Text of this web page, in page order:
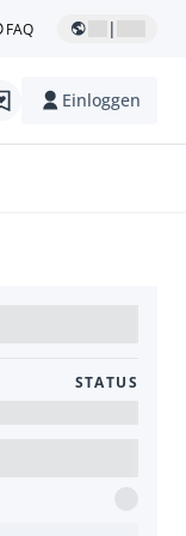
FAQ |
Einloggen
STATUS